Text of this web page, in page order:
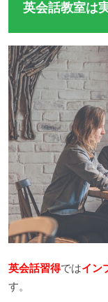
英会話教室は
英会話習得ではイン
す。